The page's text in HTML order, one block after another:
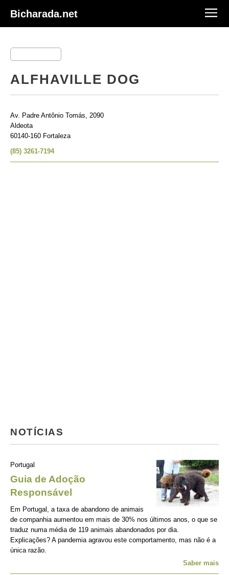
Bicharada.net
ALFHAVILLE DOG
Av. Padre Antônio Tomás, 2090
Aldeota
60140-160 Fortaleza
(85) 3261-7194
NOTÍCIAS
Portugal
Guia de Adoção
Responsável
Em Portugal, a taxa de abandono de animais
de companhia aumentou em mais de 30% nos últimos anos, o que se
traduz numa média de 119 animais abandonados por dia.
Explicações? A pandemia agravou este comportamento, mas não é a
única razão.
Saber mais